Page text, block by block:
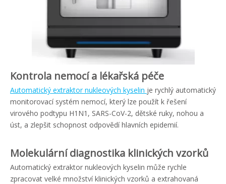
Kontrola nemocí a lékařská péče
Automatický extraktor nukleových kyselin je rychlý automatický
monitorovací systém nemocí, který lze použít k řešení
virového podtypu H1N1, SARS-CoV-2, dětské ruky, nohou a
úst, a zlepšit schopnost odpovědí hlavních epidemií.
Molekulární diagnostika klinických vzorků
Automatický extraktor nukleových kyselin může rychle
zpracovat velké množství klinických vzorků a extrahovaná